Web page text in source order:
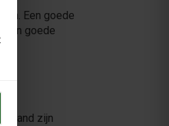
Een goede
een goede
zijn